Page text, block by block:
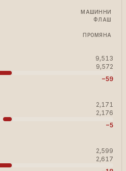
МАШИННИ
ФЛАШ
ПРОМЯНА
9,513
9,572
−59
2,171
2,176
−5
2,599
2,617